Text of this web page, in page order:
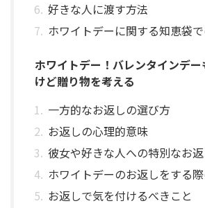
好きな人に渡す方法
ホワイトデーに関する知恵袋
ホワイトデー！バレンタインデ
けど贈り物を考える
一方的なお返しの選び方
お返しの心理的意味
彼女や好きな人への特別なお
ホワイトデーのお返しをする
お返しで気を付けるべきこと